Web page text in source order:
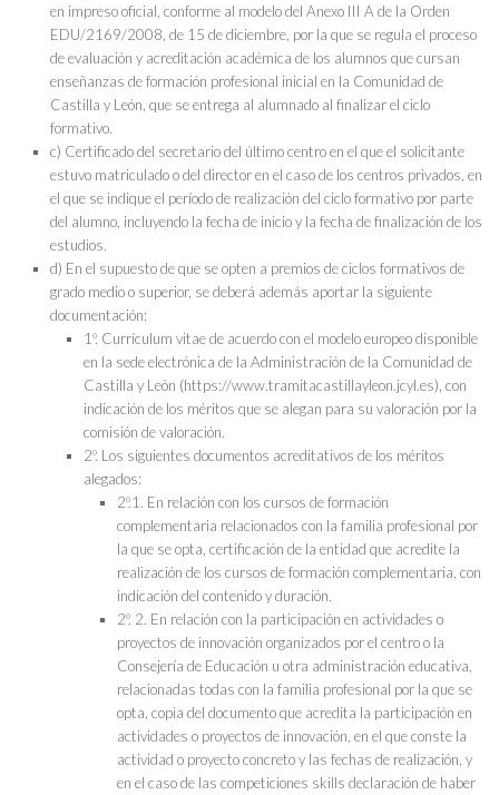
en impreso oficial, conforme al modelo del Anexo III A de la Orden
EDU/2169/2008, de 15 de diciembre, por la que se regula el proceso
de evaluación y acreditación académica de los alumnos que cursan
enseñanzas de formación profesional inicial en la Comunidad de
Castilla y León, que se entrega al alumnado al finalizar el ciclo
formativo.
c) Certificado del secretario del último centro en el que el solicitante
estuvo matriculado o del director en el caso de los centros privados, en
el que se indique el período de realización del ciclo formativo por parte
del alumno, incluyendo la fecha de inicio y la fecha de finalización de los
estudios.
d) En el supuesto de que se opten a premios de ciclos formativos de
grado medio o superior, se deberá además aportar la siguiente
documentación:
1º. Currículum vitae de acuerdo con el modelo europeo disponible
en la sede electrónica de la Administración de la Comunidad de
Castilla y León (https://www.tramitacastillayleon.jcyl.es), con
indicación de los méritos que se alegan para su valoración por la
comisión de valoración.
2º. Los siguientes documentos acreditativos de los méritos
alegados:
2º.1. En relación con los cursos de formación
complementaria relacionados con la familia profesional por
la que se opta, certificación de la entidad que acredite la
realización de los cursos de formación complementaria, con
indicación del contenido y duración.
2º. 2. En relación con la participación en actividades o
proyectos de innovación organizados por el centro o la
Consejería de Educación u otra administración educativa,
relacionadas todas con la familia profesional por la que se
opta, copia del documento que acredita la participación en
actividades o proyectos de innovación, en el que conste la
actividad o proyecto concreto y las fechas de realización, y
en el caso de las competiciones skills declaración de haber